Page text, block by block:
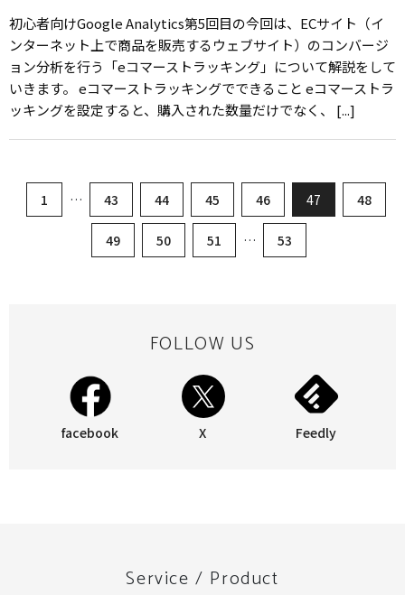
初心者向けGoogle Analytics第5回目の今回は、ECサイト（イ
ンターネット上で商品を販売するウェブサイト）のコンバージ
ョン分析を行う「eコマーストラッキング」について解説をして
いきます。 eコマーストラッキングでできること eコマーストラ
ッキングを設定すると、購入された数量だけでなく、 [...]
1 … 43 44 45 46 47 48
49 50 51 … 53
FOLLOW US
facebook X Feedly
Service / Product